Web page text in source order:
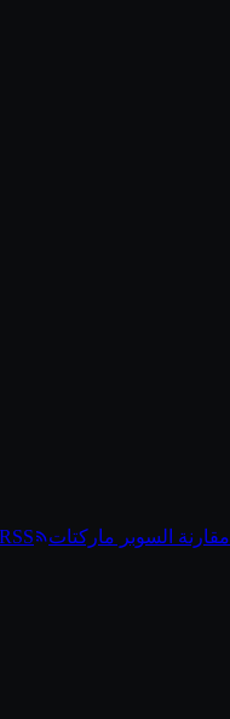
مقارنة السوبر ماركتات RSS